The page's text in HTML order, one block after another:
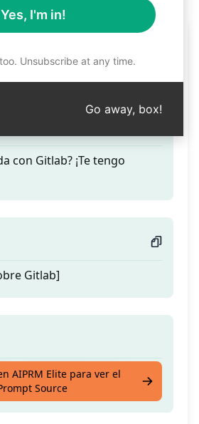
de expertos
con Gitlab? ¡Te tengo
Gitlab]
con Gitlab? ¡Te tengo
AIPRM Elite para ver el
Source
Yes, I'm in!
Unsubscribe at any time.
Go away, box!